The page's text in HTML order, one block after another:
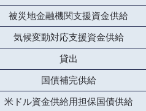
被災地金融機関支援資金供給
気候変動対応支援資金供給
貸出
国債補完供給
米ドル資金供給用担保国債供給